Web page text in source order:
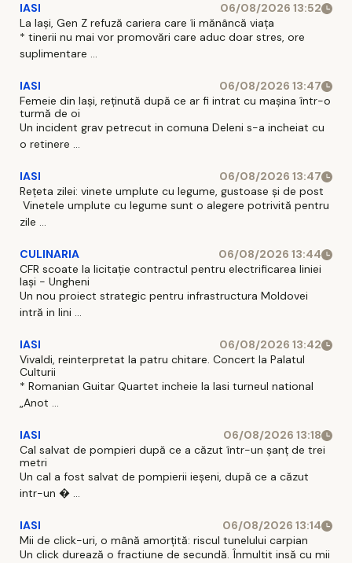
IASI
06/08/2026 13:52
La Iași, Gen Z refuză cariera care îi mănâncă viața
* tinerii nu mai vor promovări care aduc doar stres, ore
suplimentare ...
IASI
06/08/2026 13:47
Femeie din Iași, reținută după ce ar fi intrat cu mașina într-o
turmă de oi
Un incident grav petrecut in comuna Deleni s-a incheiat cu
o retinere ...
IASI
06/08/2026 13:47
Rețeta zilei: vinete umplute cu legume, gustoase și de post
Vinetele umplute cu legume sunt o alegere potrivită pentru
zile ...
CULINARIA
06/08/2026 13:44
CFR scoate la licitație contractul pentru electrificarea liniei
Iași - Ungheni
Un nou proiect strategic pentru infrastructura Moldovei
intră in lini ...
IASI
06/08/2026 13:42
Vivaldi, reinterpretat la patru chitare. Concert la Palatul
Culturii
* Romanian Guitar Quartet incheie la Iasi turneul national
„Anot ...
IASI
06/08/2026 13:18
Cal salvat de pompieri după ce a căzut într-un şanţ de trei
metri
Un cal a fost salvat de pompierii ieşeni, după ce a căzut
intr-un � ...
IASI
06/08/2026 13:14
Mii de click-uri, o mână amorțită: riscul tunelului carpian
Un click durează o fractiune de secundă. Înmultit insă cu mii